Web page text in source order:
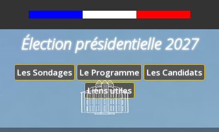
Les Sondages Le Programme
Les Candidats
Liens utiles
Élection présidentielle 2027